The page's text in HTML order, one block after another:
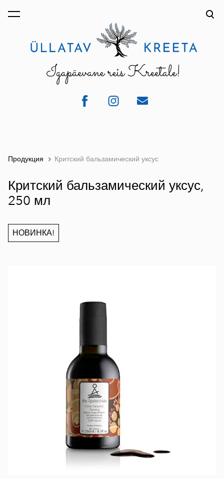
был добавлен в
Продукция Критский бальзамический уксус
Критский бальзамический уксус,
250 мл
НОВИНКА!